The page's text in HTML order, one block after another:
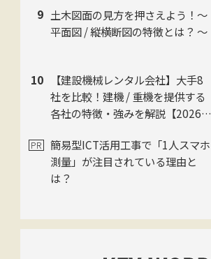
土木図面の見方を押さえよう！〜
平面図 / 縦横断図の特徴とは？ 〜
【建設機械レンタル会社】大手8
社を比較！建機 / 重機を提供する
各社の特徴・強みを解説【2026年
簡易型ICT活用工事で「1人スマホ
測量」が注目されている理由と
は？